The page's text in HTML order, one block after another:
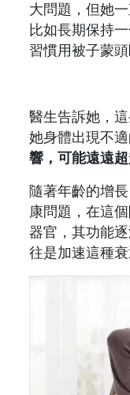
大問題，但她
比如長期保持
習慣用被子蒙頭
醫生告訴她，
她身體出現不適
響，可能遠遠超
隨著年齡的增
康問題，在這
器官，其功能
往是加速這種衰